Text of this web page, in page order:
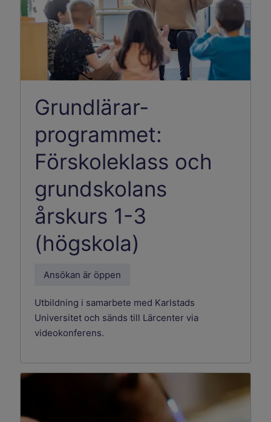
Grundlärar­
programmet:
Förskoleklass och
grundskolans
årskurs 1-3
(högskola)
Ansökan är öppen
Utbildning i samarbete med Karlstads
Universitet och sänds till Lärcenter via
videokonferens.